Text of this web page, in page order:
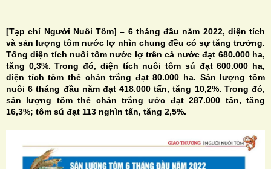
[Tạp chí Người Nuôi Tôm] – 6 tháng đầu năm 2022, diện tích
và sản lượng tôm nước lợ nhìn chung đều có sự tăng trưởng.
Tổng diện tích nuôi tôm nước lợ trên cả nước đạt 680.000 ha,
tăng 0,3%. Trong đó, diện tích nuôi tôm sú đạt 600.000 ha,
diện tích tôm thẻ chân trắng đạt 80.000 ha. Sản lượng tôm
nuôi 6 tháng đầu năm đạt 418.000 tấn, tăng 10,2%. Trong đó,
sản lượng tôm thẻ chân trắng ước đạt 287.000 tấn, tăng
16,3%; tôm sú đạt 113 nghìn tấn, tăng 2,5%.